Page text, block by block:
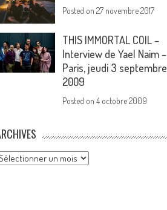
Posted on27 novembre 2017
THIS IMMORTAL COIL –
Interview de Yael Naim –
Paris, jeudi 3 septembre
2009
Posted on4 octobre 2009
Archives